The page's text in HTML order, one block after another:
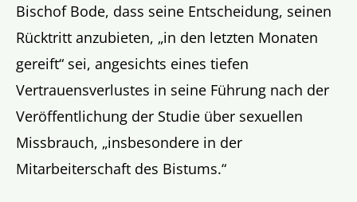
Bischof Bode, dass seine Entscheidung, seinen
Rücktritt anzubieten, „in den letzten Monaten
gereift“ sei, angesichts eines tiefen
Vertrauensverlustes in seine Führung nach der
Veröffentlichung der Studie über sexuellen
Missbrauch, „insbesondere in der
Mitarbeiterschaft des Bistums.“